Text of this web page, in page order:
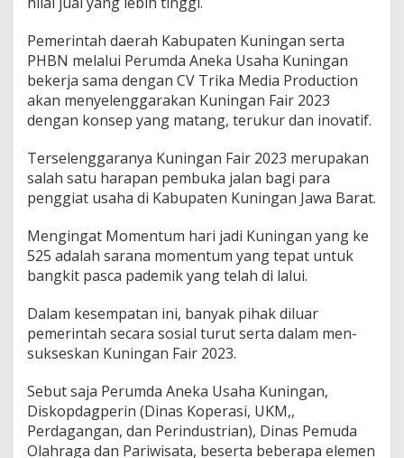
Pemerintah daerah Kabupaten Kuningan serta
PHBN melalui Perumda Aneka Usaha Kuningan
bekerja sama dengan CV Trika Media Production
akan menyelenggarakan Kuningan Fair 2023
dengan konsep yang matang, terukur dan inovatif.
Terselenggaranya Kuningan Fair 2023 merupakan
salah satu harapan pembuka jalan bagi para
penggiat usaha di Kabupaten Kuningan Jawa Barat.
Mengingat Momentum hari jadi Kuningan yang ke
525 adalah sarana momentum yang tepat untuk
bangkit pasca pademik yang telah di lalui.
Dalam kesempatan ini, banyak pihak diluar
pemerintah secara sosial turut serta dalam men-
sukseskan Kuningan Fair 2023.
Sebut saja Perumda Aneka Usaha Kuningan,
Diskopdagperin (Dinas Koperasi, UKM,,
Perdagangan, dan Perindustrian), Dinas Pemuda
Olahraga dan Pariwisata, beserta beberapa elemen